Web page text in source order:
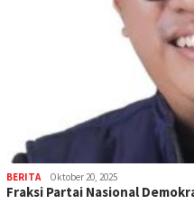
BERITA Oktober 20, 2025
Fraksi Partai Nasional